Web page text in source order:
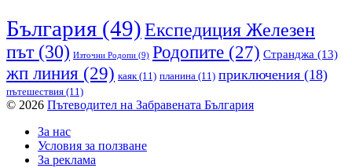
България (49)Експедиция Железен
път(30) Източни Родопи (9) Родопите (27) Странджа (13)
жп линия (29) каяк(11) планина (11) приключения (18)
пътешествия (11)
© 2026 Пътеводител на Забравената България
За нас
Условия за ползване
За реклама